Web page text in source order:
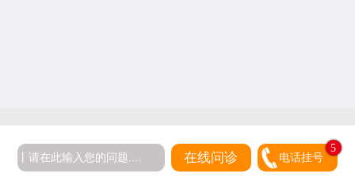
在线问诊 电话挂号
5